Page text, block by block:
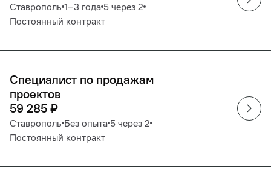
Ставрополь 1‒3 года 5 через 2
Постоянный контракт
Специалист по продажам
проектов
59 285 ₽
Ставрополь Без опыта 5 через 2
Постоянный контракт